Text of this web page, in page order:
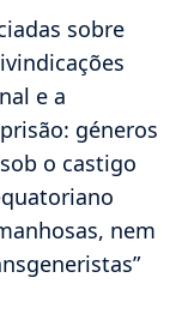
sobre
e a
géneros
o castigo
nem